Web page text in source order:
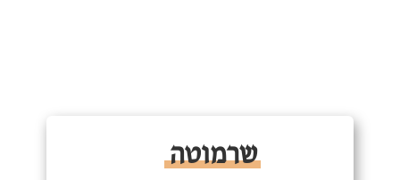
שרמוטה